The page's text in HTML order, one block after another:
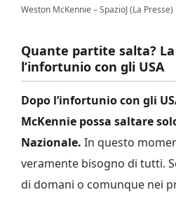
Weston McKennie – SpazioJ (La Presse)
Quante partite salta?
l’infortunio con gli USA
Dopo l’infortunio con gli
McKennie possa saltare
Nazionale. In questo
veramente bisogno di tutti.
di domani o comunque nei